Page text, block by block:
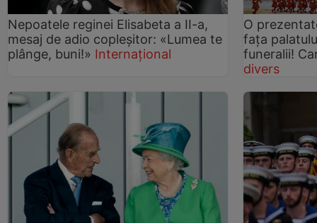
Nepoatele reginei Elisabeta a II-a,
mesaj de adio copleșitor: «Lumea te
plânge, buni!» Internațional
O
fața
funeralii!
divers